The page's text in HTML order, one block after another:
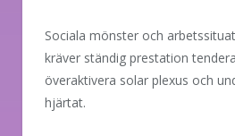
Sociala mönster och
kräver ständig prestation
överaktivera solar plexus och
hjärtat.